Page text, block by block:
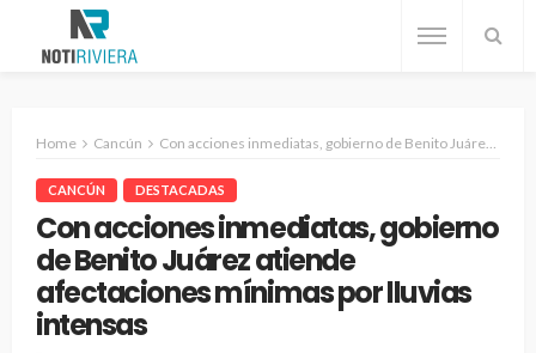
Home Cancún Con acciones inmediatas, gobierno de Benito Juárez atiende afectaciones mínimas por lluvias intensas
CANCÚN DESTACADAS
Con acciones inmediatas, gobierno
de Benito Juárez atiende
afectaciones mínimas por lluvias
intensas